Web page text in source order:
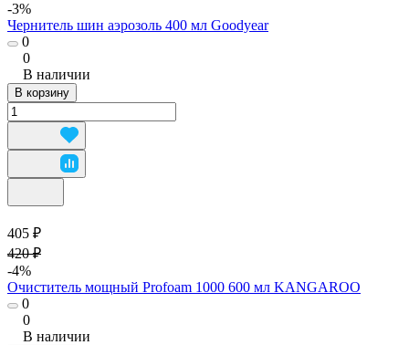
-3%
Чернитель шин аэрозоль 400 мл Goodyear
0
0
В наличии
В корзину
405 ₽
420 ₽
-4%
Очиститель мощный Profoam 1000 600 мл KANGAROO
0
0
В наличии